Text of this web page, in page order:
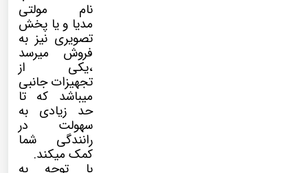
نام مولتی
مدیا و یا پخش
تصویری نیز به
فروش میرسد
،یکی از
تجهیزات جانبی
میباشد که تا
حد زیادی به
سهولت در
رانندگی شما
کمک میکند.
با توجه به